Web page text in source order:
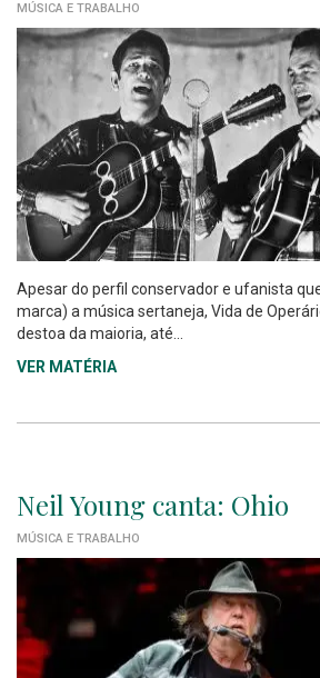
MÚSICA E TRABALHO
Apesar do perfil conservador e ufanista
marca) a música sertaneja, Vida de
destoa da maioria, até...
VER MATÉRIA
Neil Young canta: Ohio
MÚSICA E TRABALHO